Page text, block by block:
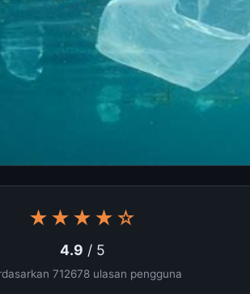
★★★★☆
4.9 / 5
712678 ulasan pengguna